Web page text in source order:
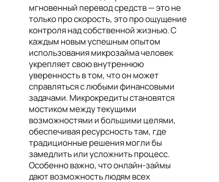
мгновенный перевод средств — это не
только про скорость, это про ощущение
контроля над собственной жизнью. С
каждым новым успешным опытом
использования микрозайма человек
укрепляет свою внутреннюю
уверенность в том, что он может
справляться с любыми финансовыми
задачами. Микрокредиты становятся
мостиком между текущими
возможностями и большими целями,
обеспечивая ресурсность там, где
традиционные решения могли бы
замедлить или усложнить процесс.
Особенно важно, что онлайн-займы
дают возможность людям всех